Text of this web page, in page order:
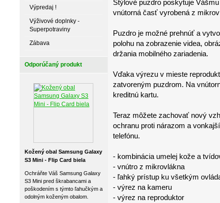
Výpredaj !
Výživové doplnky -
Superpotraviny
Zábava
Odporúčaný produkt
Kožený obal Samsung Galaxy
S3 Mini - Flip Card biela
Ochráňte Váš Samsung Galaxy
S3 Mini pred škrabancami a
poškodením s týmto ľahučkým a
odolným koženým obalom.
Štýlové puzdro poskytuje
vnútorná časť vyrobená z
Puzdro je možné prehnúť a
polohu na zobrazenie videa,
držania mobilného zariadenia.
Vďaka výrezu v mieste
zatvoreným puzdrom. Na
kreditnú kartu.
Teraz môžete zachovať nový
ochranu proti nárazom a
telefónu.
- kombinácia umelej kože a
- vnútro z mikrovlákna
- ľahký prístup ku všetkým
- výrez na kameru
- výrez na reproduktor